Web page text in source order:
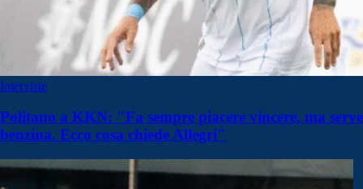
Interviste
Politano a KKN: "Fa sempre piacere vincere, ma serve
benzina. Ecco cosa chiede Allegri"